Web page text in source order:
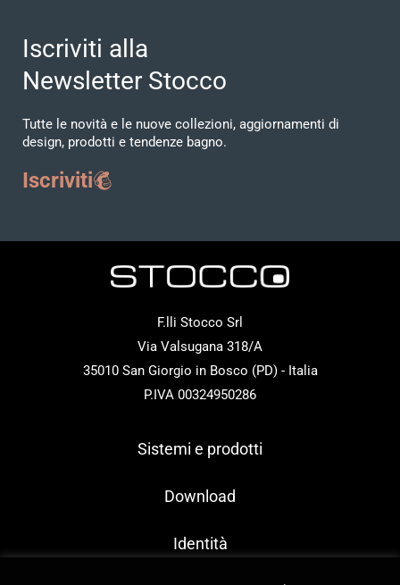
Iscriviti alla
Newsletter Stocco
Tutte le novità e le nuove collezioni, aggiornamenti di
design, prodotti e tendenze bagno.
Iscriviti
F.lli Stocco Srl
Via Valsugana 318/A
35010 San Giorgio in Bosco (PD) - Italia
P.IVA 00324950286
Sistemi e prodotti
Download
Identità